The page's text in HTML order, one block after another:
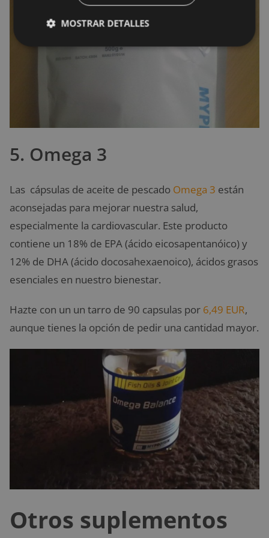
5. Omega 3
Las cápsulas de aceite de pescado Omega 3 están
aconsejadas para mejorar nuestra salud,
especialmente la cardiovascular. Este producto
contiene un 18% de EPA (ácido eicosapentanóico) y
12% de DHA (ácido docosahexaenoico), ácidos grasos
esenciales en nuestro bienestar.
Hazte con un un tarro de 90 capsulas por 6,49 EUR,
aunque tienes la opción de pedir una cantidad mayor.
Otros suplementos
MOSTRAR DETALLES